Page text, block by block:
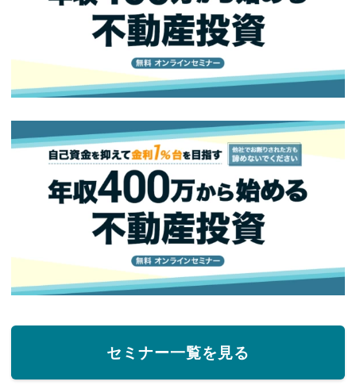
セミナー一覧を見る